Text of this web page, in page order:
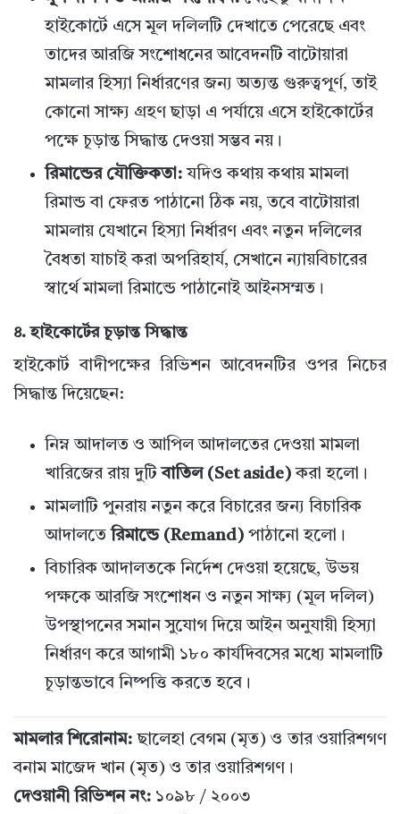
হাইকোর্টে এসে মূল দলিলটি দেখাতে পেরেছে এবং
তাদের আরজি সংশোধনের আবেদনটি বাটোয়ারা
মামলার হিস্যা নির্ধারণের জন্য অত্যন্ত গুরুত্বপূর্ণ, তাই
কোনো সাক্ষ্য গ্রহণ ছাড়া এ পর্যায়ে এসে হাইকোর্টের
পক্ষে চূড়ান্ত সিদ্ধান্ত দেওয়া সম্ভব নয়।
রিমান্ডের যৌক্তিকতা: যদিও কথায় কথায় মামলা
রিমান্ড বা ফেরত পাঠানো ঠিক নয়, তবে বাটোয়ারা
মামলায় যেখানে হিস্যা নির্ধারণ এবং নতুন দলিলের
বৈধতা যাচাই করা অপরিহার্য, সেখানে ন্যায়বিচারের
স্বার্থে মামলা রিমান্ডে পাঠানোই আইনসম্মত।
৪. হাইকোর্টের চূড়ান্ত সিদ্ধান্ত
হাইকোর্ট বাদীপক্ষের রিভিশন আবেদনটির ওপর নিচের
সিদ্ধান্ত দিয়েছেন:
নিম্ন আদালত ও আপিল আদালতের দেওয়া মামলা
খারিজের রায় দুটি বাতিল (Set aside) করা হলো।
মামলাটি পুনরায় নতুন করে বিচারের জন্য বিচারিক
আদালতে রিমান্ডে (Remand) পাঠানো হলো।
বিচারিক আদালতকে নির্দেশ দেওয়া হয়েছে, উভয়
পক্ষকে আরজি সংশোধন ও নতুন সাক্ষ্য (মূল দলিল)
উপস্থাপনের সমান সুযোগ দিয়ে আইন অনুযায়ী হিস্যা
নির্ধারণ করে আগামী ১৮০ কার্যদিবসের মধ্যে মামলাটি
চূড়ান্তভাবে নিষ্পত্তি করতে হবে।
মামলার শিরোনাম: ছালেহা বেগম (মৃত) ও তার ওয়ারিশগণ
বনাম মাজেদ খান (মৃত) ও তার ওয়ারিশগণ।
দেওয়ানী রিভিশন নং: ১০৯৮ / ২০০৩